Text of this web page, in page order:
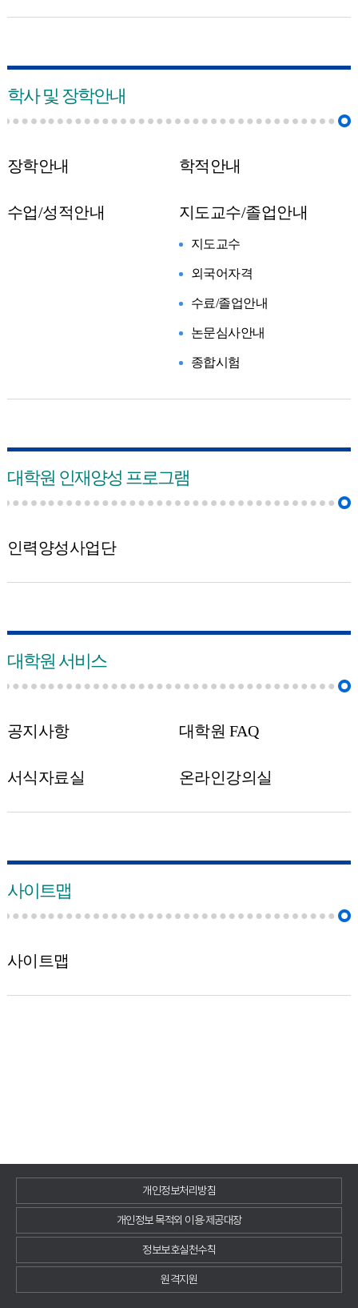
학사 및 장학안내
장학안내 학적안내
수업/성적안내 지도교수/졸업안내
지도교수
외국어자격
수료/졸업안내
논문심사안내
종합시험
대학원 인재양성 프로그램
인력양성사업단
대학원 서비스
공지사항 대학원 FAQ
서식자료실 온라인강의실
사이트맵
사이트맵
개인정보처리방침
개인정보 목적외 이용·제공대장
정보보호실천수칙
원격지원